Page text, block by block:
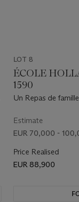
LOT 8
ÉCOLE
1590
Un Repas de famille
Estimate
EUR 70,000 -
Price Realised
EUR 88,900